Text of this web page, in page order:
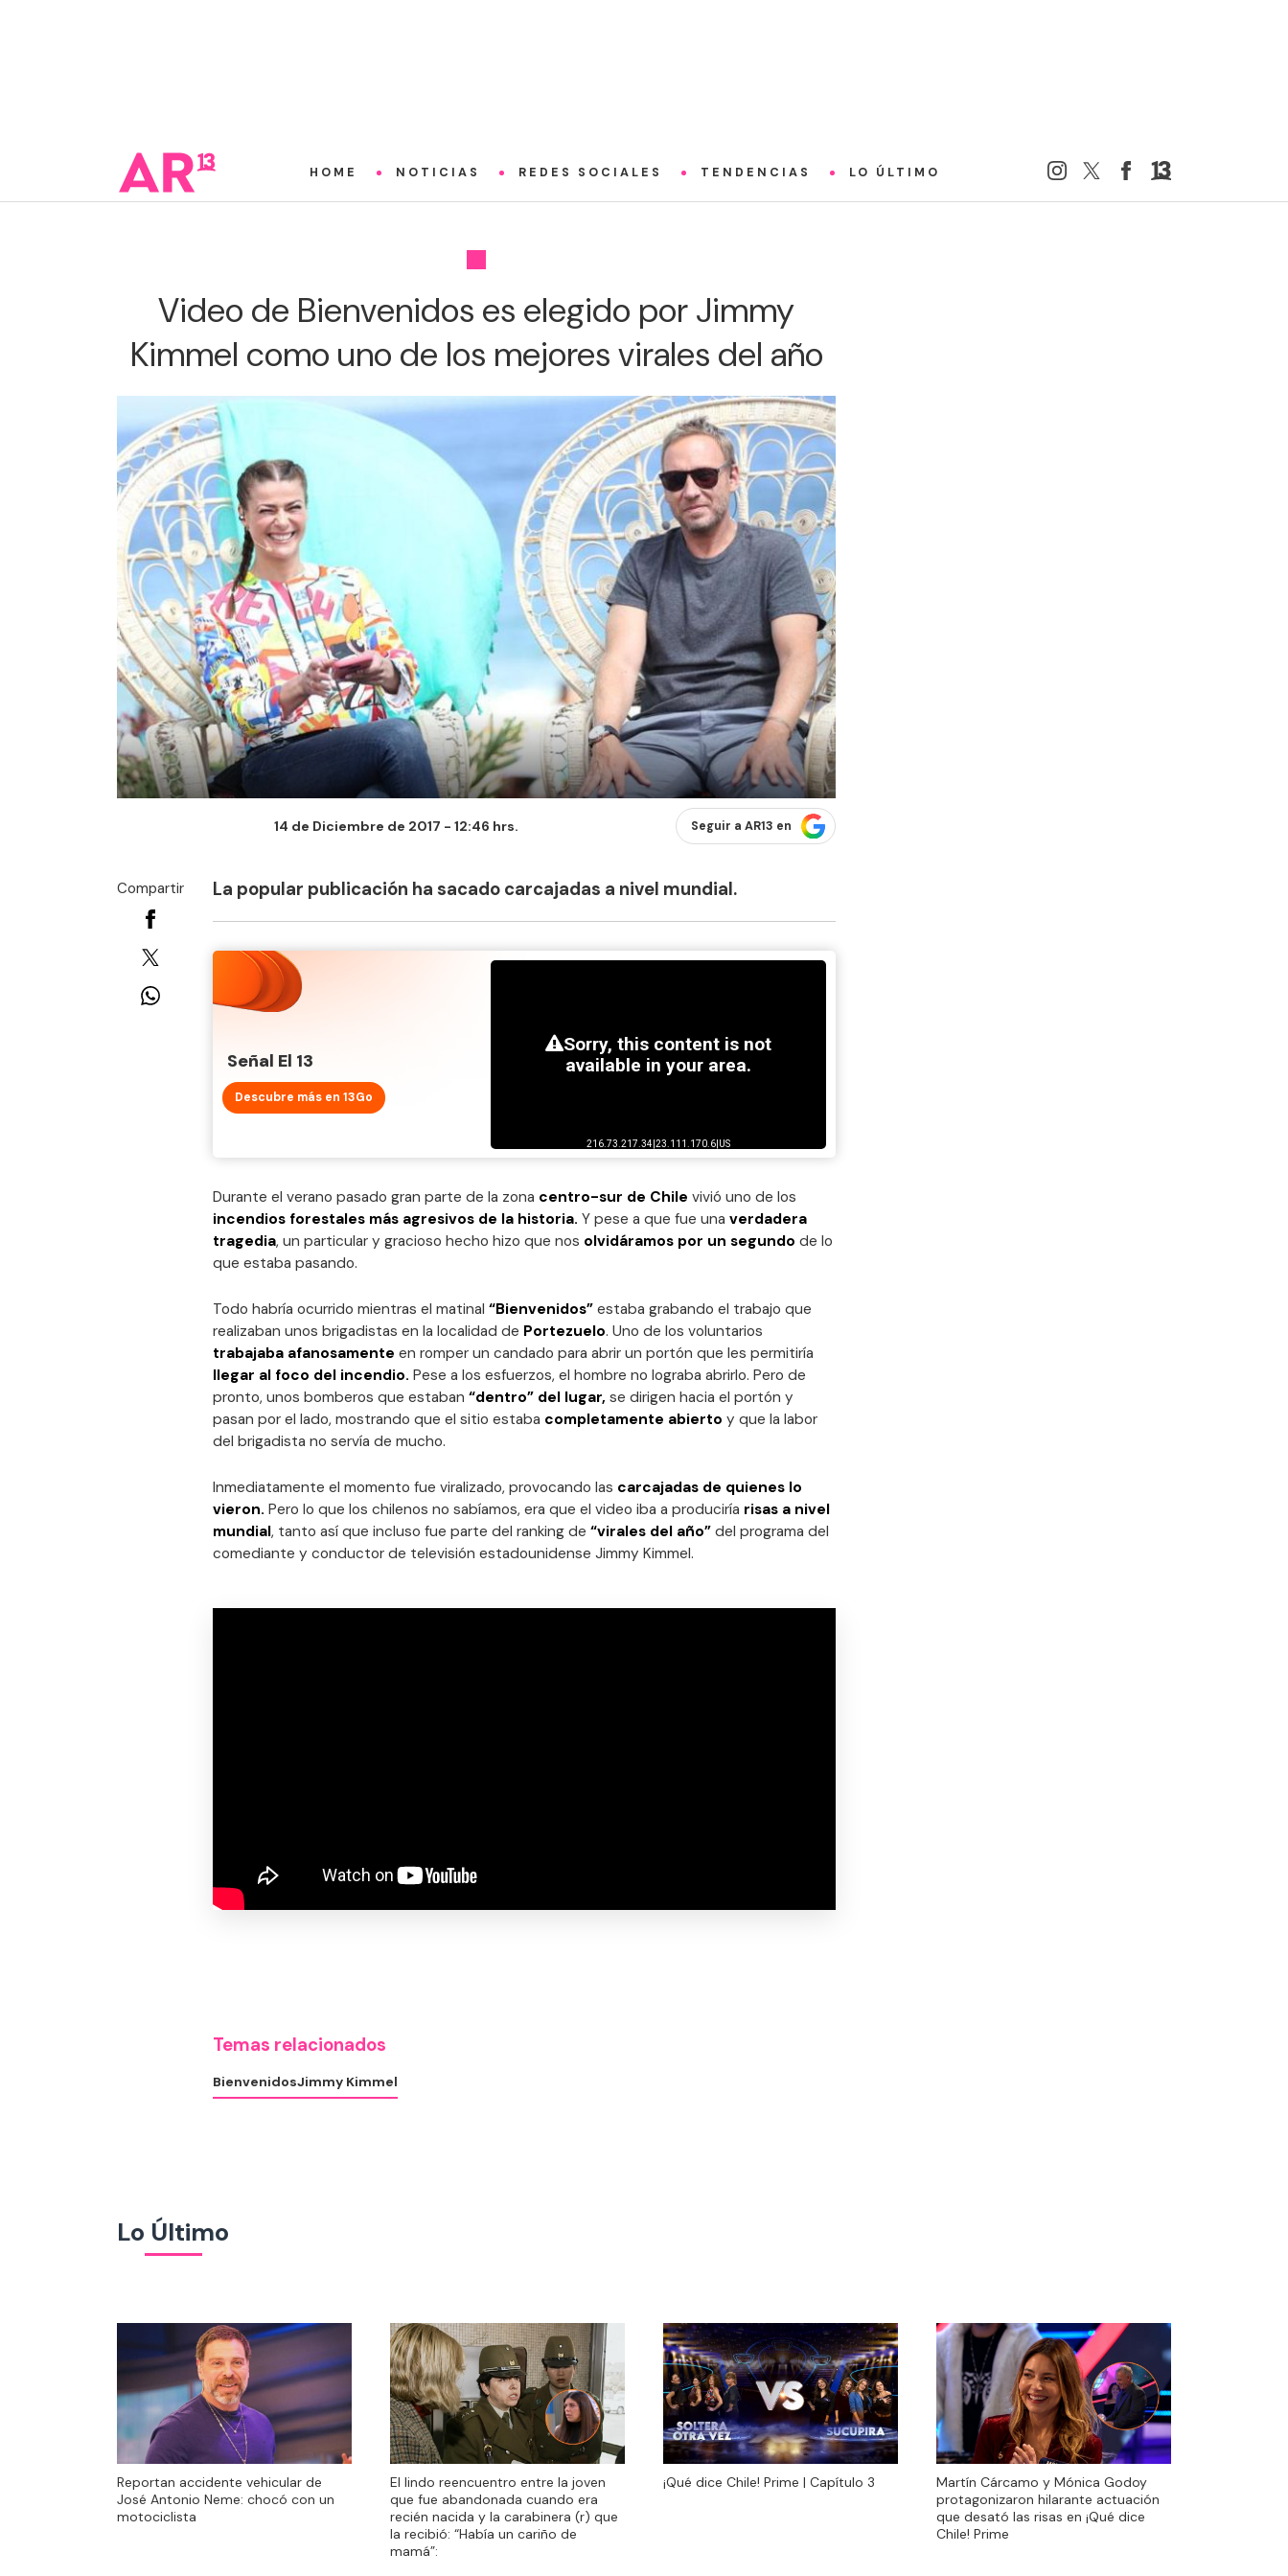
HOME NOTICIAS REDES SOCIALES TENDENCIAS LO ÚLTIMO
Video de Bienvenidos es elegido por Jimmy
Kimmel como uno de los mejores virales del año
14 de Diciembre de 2017 - 12:46 hrs. Seguir a AR13 en
Compartir La popular publicación ha sacado carcajadas a nivel mundial.
Señal El 13
Descubre más en 13Go
Durante el verano pasado gran parte de la zona centro-sur de Chile vivió uno de los
incendios forestales más agresivos de la historia. Y pese a que fue una verdadera
tragedia, un particular y gracioso hecho hizo que nos olvidáramos por un segundo de lo
que estaba pasando.
Todo habría ocurrido mientras el matinal “Bienvenidos” estaba grabando el trabajo que
realizaban unos brigadistas en la localidad de Portezuelo. Uno de los voluntarios
trabajaba afanosamente en romper un candado para abrir un portón que les permitiría
llegar al foco del incendio. Pese a los esfuerzos, el hombre no lograba abrirlo. Pero de
pronto, unos bomberos que estaban “dentro” del lugar, se dirigen hacia el portón y
pasan por el lado, mostrando que el sitio estaba completamente abierto y que la labor
del brigadista no servía de mucho.
Inmediatamente el momento fue viralizado, provocando las carcajadas de quienes lo
vieron. Pero lo que los chilenos no sabíamos, era que el video iba a produciría risas a nivel
mundial, tanto así que incluso fue parte del ranking de “virales del año” del programa del
comediante y conductor de televisión estadounidense Jimmy Kimmel.
Temas relacionados
BienvenidosJimmy Kimmel
Lo Último
Reportan accidente vehicular de
José Antonio Neme: chocó con un
motociclista
que fue abandonada cuando era
recién nacida y la carabinera (r) que
la recibió: “Había un cariño de
mamá”:
El lindo reencuentro entre la joven
que fue abandonada cuando era
recién nacida y la carabinera (r) que
la recibió: “Había un cariño de
mamá”:
¡Qué dice Chile! Prime | Capítulo 3
protagonizaron hilarante actuación
que desató las risas en ¡Qué dice
Chile! Prime
Martín Cárcamo y Mónica Godoy
protagonizaron hilarante actuación
que desató las risas en ¡Qué dice
Chile! Prime